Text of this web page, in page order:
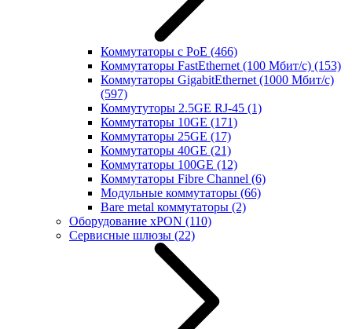
Коммутаторы с PoE (466)
Коммутаторы FastEthernet (100 Мбит/с) (153)
Коммутаторы GigabitEthernet (1000 Мбит/с)
(597)
Коммутуторы 2.5GE RJ-45 (1)
Коммутаторы 10GE (171)
Коммутаторы 25GE (17)
Коммутаторы 40GE (21)
Коммутаторы 100GE (12)
Коммутаторы Fibre Channel (6)
Модульные коммутаторы (66)
Bare metal коммутаторы (2)
Оборудование xPON (110)
Сервисные шлюзы (22)